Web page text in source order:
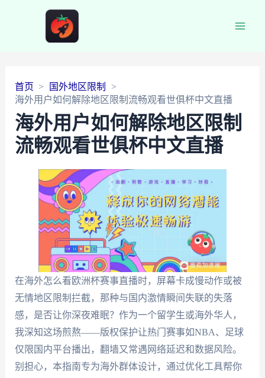
首页
国外地区限制
海外用户如何解除地区限制流畅观看世俱杯中文直播
海外用户如何解除地区限制
流畅观看世俱杯中文直播
在海外怎么看欧洲杯赛事直播时，屏幕卡成慢动作或被
无情地区限制拦截，那种与国内激情瞬间失联的失落
感，是否让你深夜难眠？作为一个留学生或海外华人，
我深知这场煎熬——版权保护让热门赛事如NBA、足球
仅限国内平台播出，翻墙又常遇网络延迟和数据风险。
别担心，本指南专为海外群体设计，通过优化工具帮你